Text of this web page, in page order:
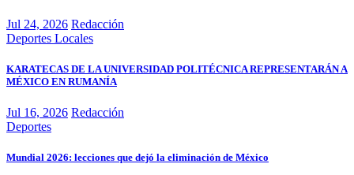
Jul 24, 2026 Redacción
Deportes Locales
KARATECAS DE LA UNIVERSIDAD POLITÉCNICA REPRESENTARÁN A
MÉXICO EN RUMANÍA
Jul 16, 2026 Redacción
Deportes
Mundial 2026: lecciones que dejó la eliminación de México